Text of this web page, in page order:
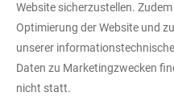
Website sicherzustellen.
Optimierung der Website und
unserer
Daten zu Marketingzwecken
nicht statt.